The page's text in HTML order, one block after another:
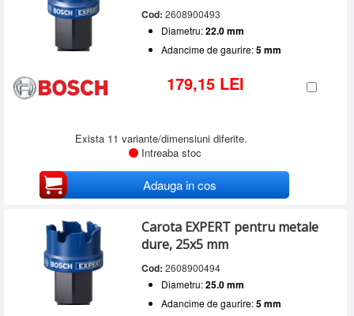
Cod: 2608900493
Diametru:22.0 mm
Adancime de gaurire:5 mm
179,15 LEI
Exista 11 variante/dimensiuni diferite.
Intreaba stoc
Adauga in cos
Carota EXPERT pentru metale
dure, 25x5 mm
Cod: 2608900494
Diametru:25.0 mm
Adancime de gaurire:5 mm